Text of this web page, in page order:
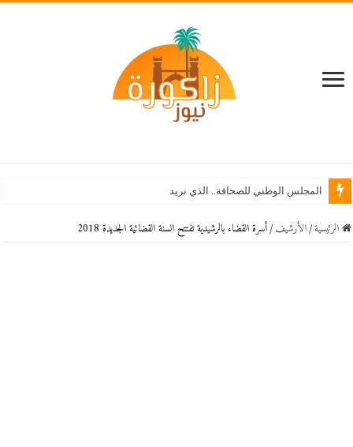
المجلس الوطني للصحافة.. الذي نريد
الرئيسية / اﻷرشيف /أسرة القضاء بالرشيدية تفتتح السنة القضائية الجديدة 2018